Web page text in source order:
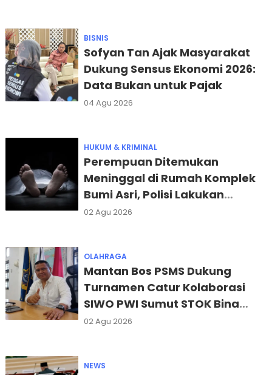
BISNIS
Sofyan Tan Ajak Masyarakat
Dukung Sensus Ekonomi 2026:
Data Bukan untuk Pajak
04 Agu 2026
HUKUM & KRIMINAL
Perempuan Ditemukan
Meninggal di Rumah Komplek
Bumi Asri, Polisi Lakukan
Penyelidikan
02 Agu 2026
OLAHRAGA
Mantan Bos PSMS Dukung
Turnamen Catur Kolaborasi
SIWO PWI Sumut STOK Bina
Guna
02 Agu 2026
NEWS